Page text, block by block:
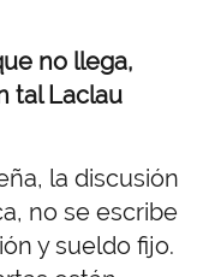
no llega,
tal Laclau
la discusión
no se escribe
y sueldo fijo.